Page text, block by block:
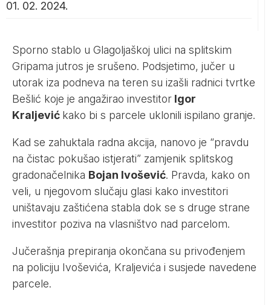
01. 02. 2024.
Sporno stablo u Glagoljaškoj ulici na splitskim
Gripama jutros je srušeno. Podsjetimo, jučer u
utorak iza podneva na teren su izašli radnici tvrtke
Bešlić koje je angažirao investitor Igor
Kraljević kako bi s parcele uklonili ispilano granje.
Kad se zahuktala radna akcija, nanovo je “pravdu
na čistac pokušao istjerati” zamjenik splitskog
gradonačelnika Bojan Ivošević. Pravda, kako on
veli, u njegovom slučaju glasi kako investitori
uništavaju zaštićena stabla dok se s druge strane
investitor poziva na vlasništvo nad parcelom.
Jučerašnja prepiranja okončana su privođenjem
na policiju Ivoševića, Kraljevića i susjede navedene
parcele.